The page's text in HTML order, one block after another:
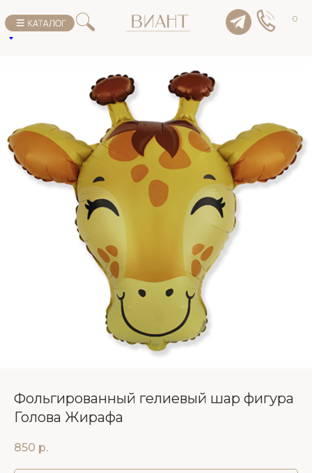
0
Фольгированный гелиевый шар фигура
Голова Жирафа
850 р.